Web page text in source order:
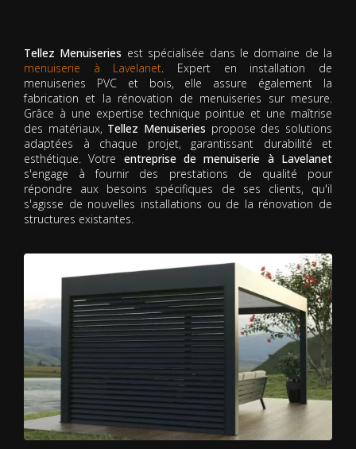
Tellez Menuiseries est spécialisée dans le domaine de la
menuiserie à Lavelanet. Expert en installation de
menuiseries PVC et bois, elle assure également la
fabrication et la rénovation de menuiseries sur mesure.
Grâce à une expertise technique pointue et une maîtrise
des matériaux, Tellez Menuiseries propose des solutions
adaptées à chaque projet, garantissant durabilité et
esthétique. Votre entreprise de menuiserie à Lavelanet
s'engage à fournir des prestations de qualité pour
répondre aux besoins spécifiques de ses clients, qu'il
s'agisse de nouvelles installations ou de la rénovation de
structures existantes.